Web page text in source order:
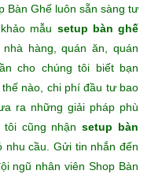
Bàn Ghế luôn sẵn sàng tư
mẫu setup bàn ghế
hàng, quán ăn, quán
cho chúng tôi biết bạn
nào, chi phí đầu tư bao
ra những giải pháp phù
tôi cũng nhậnsetup bàn
nhu cầu. Gửi tin nhắn đến
ngũ nhân viên Shop Bàn